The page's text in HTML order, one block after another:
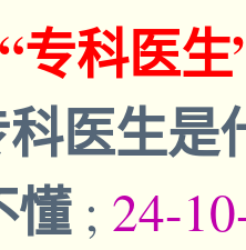
专科医
医生是
懂 ; 24-